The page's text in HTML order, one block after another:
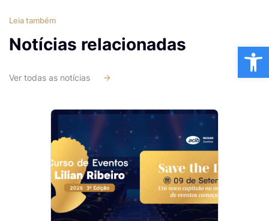
Leia também
Notícias relacionadas
Ver todas as notícias